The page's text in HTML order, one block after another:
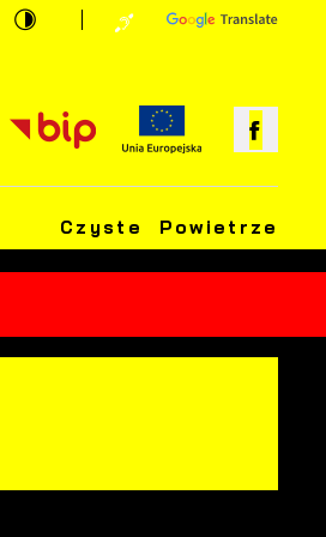
Czyste Powietrze